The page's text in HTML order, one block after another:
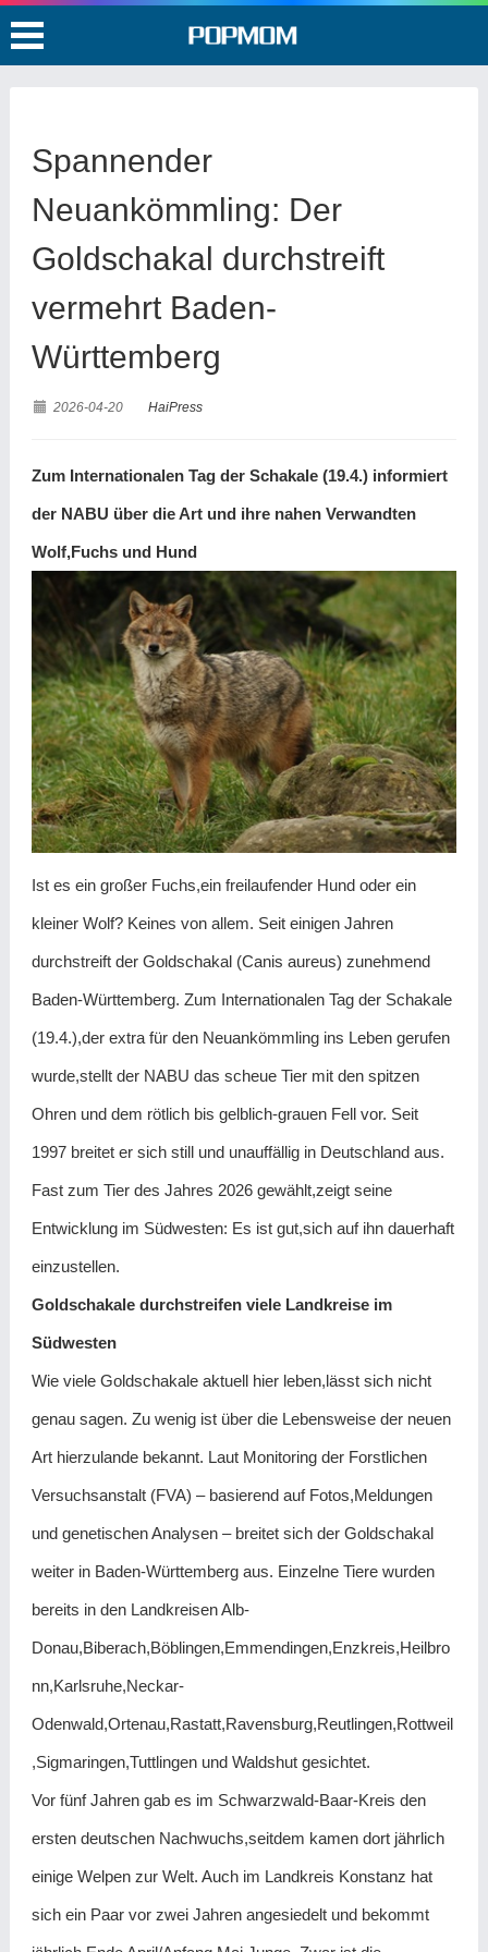
Spannender
Neuankömmling: Der
Goldschakal durchstreift
vermehrt Baden-
Württemberg
2026-04-20 HaiPress
Zum Internationalen Tag der Schakale (19.4.) informiert
der NABU über die Art und ihre nahen Verwandten
Wolf,Fuchs und Hund
Ist es ein großer Fuchs,ein freilaufender Hund oder ein
kleiner Wolf? Keines von allem. Seit einigen Jahren
durchstreift der Goldschakal (Canis aureus) zunehmend
Baden-Württemberg. Zum Internationalen Tag der Schakale
(19.4.),der extra für den Neuankömmling ins Leben gerufen
wurde,stellt der NABU das scheue Tier mit den spitzen
Ohren und dem rötlich bis gelblich-grauen Fell vor. Seit
1997 breitet er sich still und unauffällig in Deutschland aus.
Fast zum Tier des Jahres 2026 gewählt,zeigt seine
Entwicklung im Südwesten: Es ist gut,sich auf ihn dauerhaft
einzustellen.
Goldschakale durchstreifen viele Landkreise im
Südwesten
Wie viele Goldschakale aktuell hier leben,lässt sich nicht
genau sagen. Zu wenig ist über die Lebensweise der neuen
Art hierzulande bekannt. Laut Monitoring der Forstlichen
Versuchsanstalt (FVA) – basierend auf Fotos,Meldungen
und genetischen Analysen – breitet sich der Goldschakal
weiter in Baden-Württemberg aus. Einzelne Tiere wurden
bereits in den Landkreisen Alb-
Donau,Biberach,Böblingen,Emmendingen,Enzkreis,Heilbro
nn,Karlsruhe,Neckar-
Odenwald,Ortenau,Rastatt,Ravensburg,Reutlingen,Rottweil
,Sigmaringen,Tuttlingen und Waldshut gesichtet.
Vor fünf Jahren gab es im Schwarzwald-Baar-Kreis den
ersten deutschen Nachwuchs,seitdem kamen dort jährlich
einige Welpen zur Welt. Auch im Landkreis Konstanz hat
sich ein Paar vor zwei Jahren angesiedelt und bekommt